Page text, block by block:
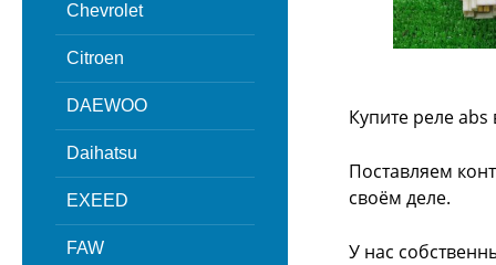
Chevrolet
Citroen
DAEWOO
Daihatsu
EXEED
FAW
Купите реле
Поставляем
своём деле.
У нас